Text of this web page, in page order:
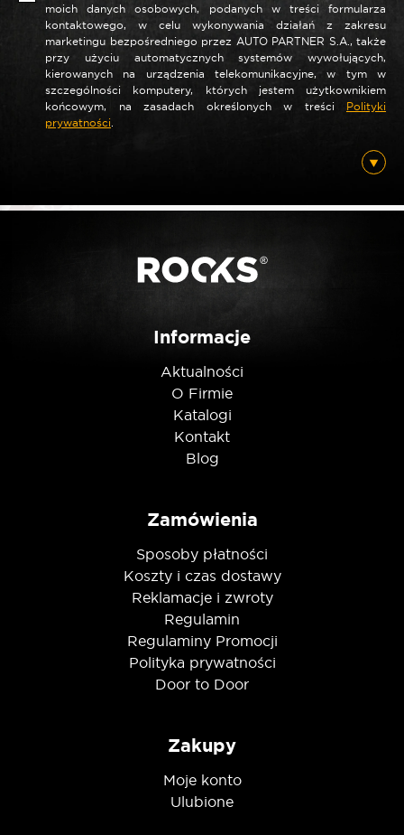
moich danych osobowych, podanych w treści formularza
kontaktowego, w celu wykonywania działań z zakresu
marketingu bezpośredniego przez AUTO PARTNER S.A., także
przy użyciu automatycznych systemów wywołujących,
kierowanych na urządzenia telekomunikacyjne, w tym w
szczególności komputery, których jestem użytkownikiem
końcowym, na zasadach określonych w treści Polityki
prywatności
Informacje
Aktualności
O Firmie
Katalogi
Kontakt
Blog
Zamówienia
Sposoby płatności
Koszty i czas dostawy
Reklamacje i zwroty
Regulamin
Regulaminy Promocji
Polityka prywatności
Door to Door
Zakupy
Moje konto
Ulubione